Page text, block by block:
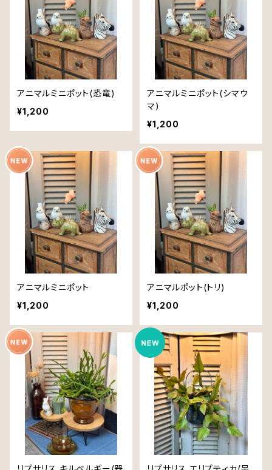
アニマルミニポット(恐竜)
¥1,200
アニマルミニポット(シマウ
マ)
¥1,200
アニマルミニポット
¥1,200
アニマルポット(トリ)
¥1,200